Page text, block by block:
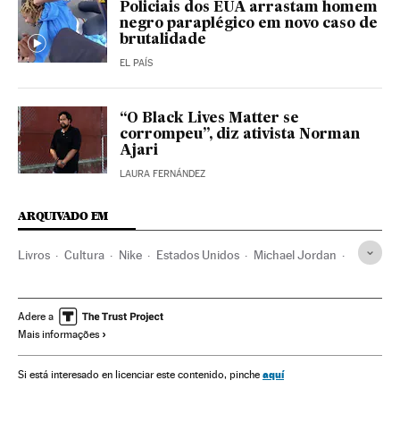
Policiais dos EUA arrastam homem
negro paraplégico em novo caso de
brutalidade
EL PAÍS
“O Black Lives Matter se
corrompeu”, diz ativista Norman
Ajari
LAURA FERNÁNDEZ
ARQUIVADO EM
Livros Cultura Nike Estados Unidos Michael Jordan
Adere a
Mais informações
Si está interesado en licenciar este contenido, pinche aquí